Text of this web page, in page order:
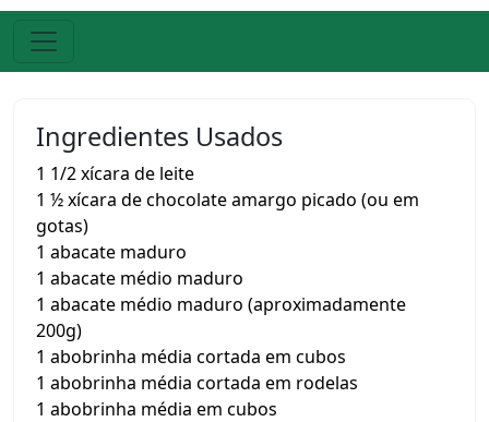
Ingredientes Usados
1 1/2 xícara de leite
1 ½ xícara de chocolate amargo picado (ou em
gotas)
1 abacate maduro
1 abacate médio maduro
1 abacate médio maduro (aproximadamente
200g)
1 abobrinha média cortada em cubos
1 abobrinha média cortada em rodelas
1 abobrinha média em cubos